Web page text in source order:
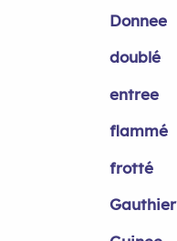
Donnee
doublé
entree
flammé
frotté
Gauthier